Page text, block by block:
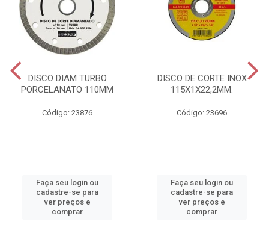
DISCO DIAM TURBO
PORCELANATO 110MM
Código: 23876
Faça seu login ou
cadastre-se para
ver preços e
comprar
DISCO DE CORTE INOX
115X1X22,2MM.
Código: 23696
Faça seu login ou
cadastre-se para
ver preços e
comprar